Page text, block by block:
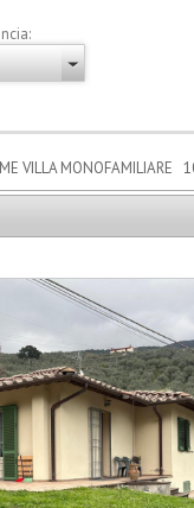
VILLA MONOFAMILIARE